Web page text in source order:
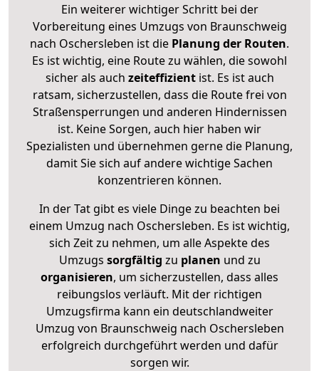
Ein weiterer wichtiger Schritt bei der
Vorbereitung eines Umzugs von Braunschweig
nach Oschersleben ist die Planung der Routen.
Es ist wichtig, eine Route zu wählen, die sowohl
sicher als auch zeiteffizientist. Es ist auch
ratsam, sicherzustellen, dass die Route frei von
Straßensperrungen und anderen Hindernissen
ist. Keine Sorgen, auch hier haben wir
Spezialisten und übernehmen gerne die Planung,
damit Sie sich auf andere wichtige Sachen
konzentrieren können.
In der Tat gibt es viele Dinge zu beachten bei
einem Umzug nach Oschersleben. Es ist wichtig,
sich Zeit zu nehmen, um alle Aspekte des
Umzugs sorgfältig zu planen und zu
organisieren, um sicherzustellen, dass alles
reibungslos verläuft. Mit der richtigen
Umzugsfirma kann ein deutschlandweiter
Umzug von Braunschweig nach Oschersleben
erfolgreich durchgeführt werden und dafür
sorgen wir.